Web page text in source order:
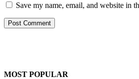
Save my name, email, and website in
MOST POPULAR